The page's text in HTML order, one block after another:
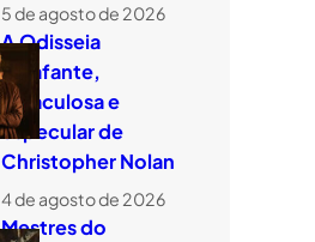
5 de agosto de 2026
A Odisseia
estafante,
miraculosa e
especular de
Christopher Nolan
4 de agosto de 2026
Mestres do